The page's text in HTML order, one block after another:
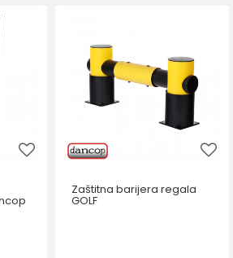
Zaštitna barijera regala
GOLF